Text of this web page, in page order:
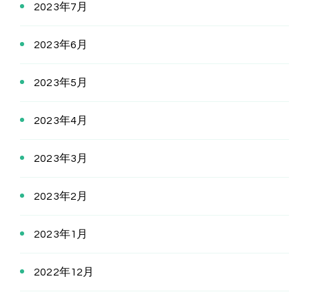
2023年7月
2023年6月
2023年5月
2023年4月
2023年3月
2023年2月
2023年1月
2022年12月